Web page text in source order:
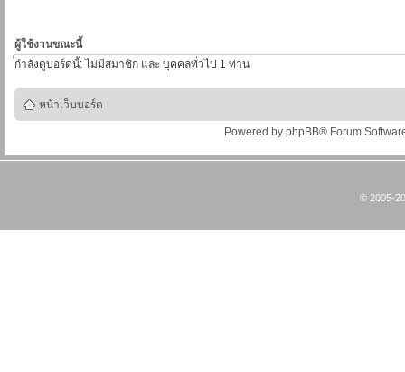
ผู้ใช้งานขณะนี้
่กำลังดูบอร์ดนี้: ไม่มีสมาชิก และ บุคคลทั่วไป 1 ท่าน
หน้าเว็บบอร์ด
Powered by phpBB® Forum
© 2005-